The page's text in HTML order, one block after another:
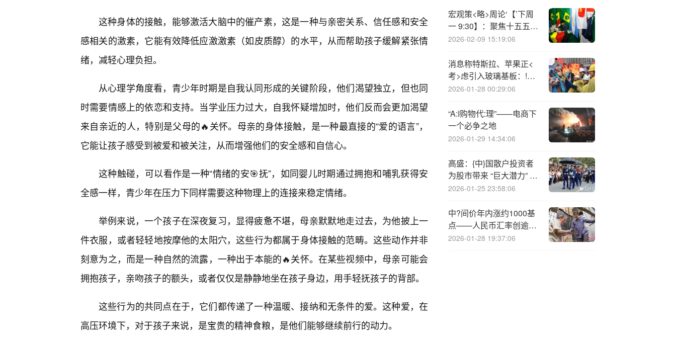
这种身体的接触，能够激活大脑中的催产素，这是一种与亲密关系、信任感和安全
感相关的激素，它能有效降低应激激素（如皮质醇）的水平，从而帮助孩子缓解紧张情
绪，减轻心理负担。
从心理学角度看，青少年时期是自我认同形成的关键阶段，他们渴望独立，但也同
时需要情感上的依恋和支持。当学业压力过大，自我怀疑增加时，他们反而会更加渴望
来自亲近的人，特别是父母的🔥关怀。母亲的身体接触，是一种最直接的“爱的语言”，
它能让孩子感受到被爱和被关注，从而增强他们的安全感和自信心。
这种触碰，可以看作是一种“情绪的安🎯抚”，如同婴儿时期通过拥抱和哺乳获得安
全感一样，青少年在压力下同样需要这种物理上的连接来稳定情绪。
举例来说，一个孩子在深夜复习，显得疲惫不堪，母亲默默地走过去，为他披上一
件衣服，或者轻轻地按摩他的太阳穴，这些行为都属于身体接触的范畴。这些动作并非
刻意为之，而是一种自然的流露，一种出于本能的🔥关怀。在某些视频中，母亲可能会
拥抱孩子，亲吻孩子的额头，或者仅仅是静静地坐在孩子身边，用手轻抚孩子的背部。
这些行为的共同点在于，它们都传递了一种温暖、接纳和无条件的爱。这种爱，在
高压环境下，对于孩子来说，是宝贵的精神食粮，是他们能够继续前行的动力。
宏观策<略>周论‘【’下周
一 9:30】：聚焦十五五和
四季度政策走向
2026-02-09 15:19:06
消息称特斯拉、苹果正<
考>虑引入玻璃基板：!减
少翘曲现象，提升 AI 芯
2026-01-28 00:29:06
“A:I购物代:理”——电商下
一个必争之地
2026-01-29 14:34:06
高盛：{中}国散户投资者
为股市带来 “巨大潜力” 建
议投资者把握回调机会
2026-01-25 23:58:06
中?间价年内涨约1000基
点——人民币汇率创逾一
年新高
2026-01-28 19:37:06